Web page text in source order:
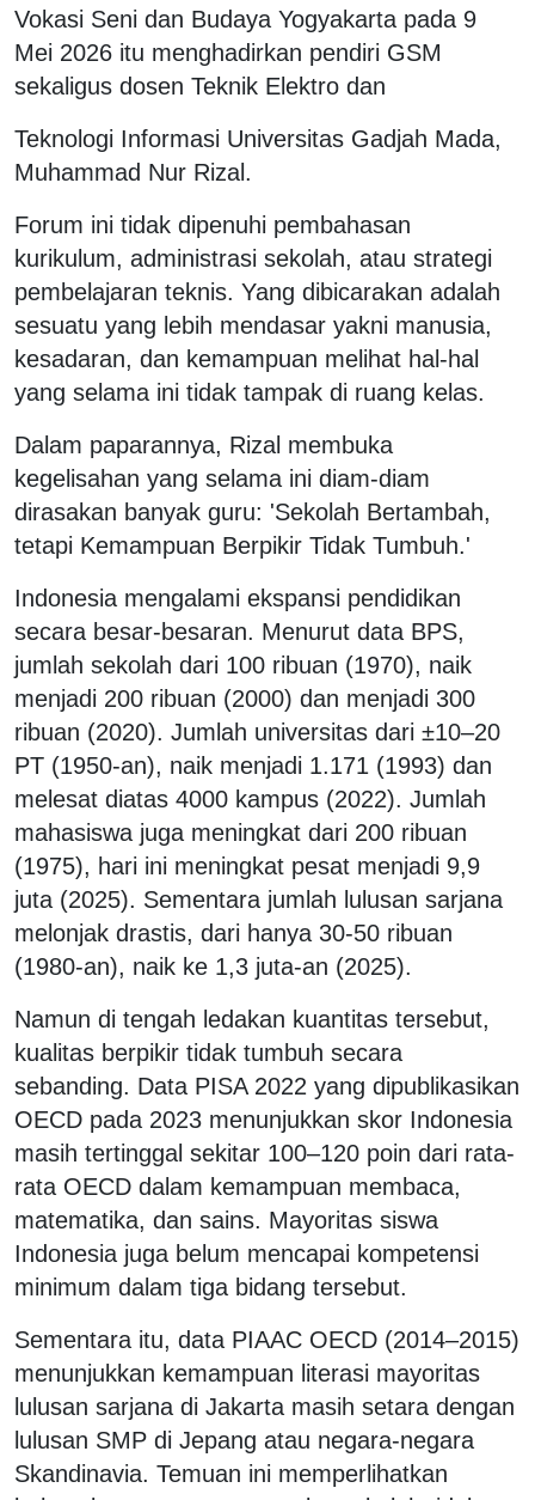
Vokasi Seni dan Budaya Yogyakarta pada 9
Mei 2026 itu menghadirkan pendiri GSM
sekaligus dosen Teknik Elektro dan
Teknologi Informasi Universitas Gadjah Mada,
Muhammad Nur Rizal.
Forum ini tidak dipenuhi pembahasan
kurikulum, administrasi sekolah, atau strategi
pembelajaran teknis. Yang dibicarakan adalah
sesuatu yang lebih mendasar yakni manusia,
kesadaran, dan kemampuan melihat hal-hal
yang selama ini tidak tampak di ruang kelas.
Dalam paparannya, Rizal membuka
kegelisahan yang selama ini diam-diam
dirasakan banyak guru: 'Sekolah Bertambah,
tetapi Kemampuan Berpikir Tidak Tumbuh.'
Indonesia mengalami ekspansi pendidikan
secara besar-besaran. Menurut data BPS,
jumlah sekolah dari 100 ribuan (1970), naik
menjadi 200 ribuan (2000) dan menjadi 300
ribuan (2020). Jumlah universitas dari ±10–20
PT (1950-an), naik menjadi 1.171 (1993) dan
melesat diatas 4000 kampus (2022). Jumlah
mahasiswa juga meningkat dari 200 ribuan
(1975), hari ini meningkat pesat menjadi 9,9
juta (2025). Sementara jumlah lulusan sarjana
melonjak drastis, dari hanya 30-50 ribuan
(1980-an), naik ke 1,3 juta-an (2025).
Namun di tengah ledakan kuantitas tersebut,
kualitas berpikir tidak tumbuh secara
sebanding. Data PISA 2022 yang dipublikasikan
OECD pada 2023 menunjukkan skor Indonesia
masih tertinggal sekitar 100–120 poin dari rata-
rata OECD dalam kemampuan membaca,
matematika, dan sains. Mayoritas siswa
Indonesia juga belum mencapai kompetensi
minimum dalam tiga bidang tersebut.
Sementara itu, data PIAAC OECD (2014–2015)
menunjukkan kemampuan literasi mayoritas
lulusan sarjana di Jakarta masih setara dengan
lulusan SMP di Jepang atau negara-negara
Skandinavia. Temuan ini memperlihatkan